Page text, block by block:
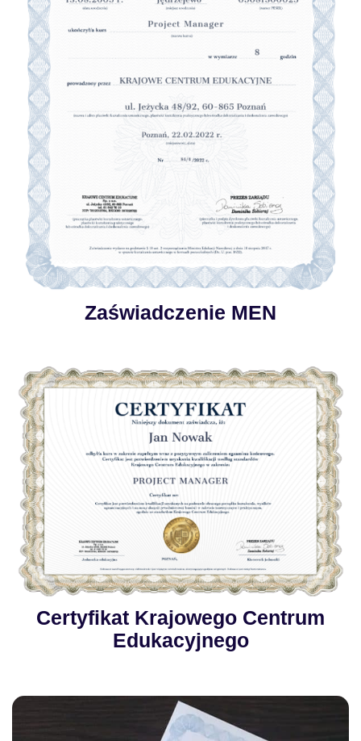
Zaświadczenie MEN
Certyfikat Krajowego Centrum
Edukacyjnego